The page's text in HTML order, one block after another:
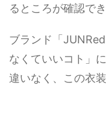
るところが確認で
ブランド「
なくていいコト」
違いなく、この衣